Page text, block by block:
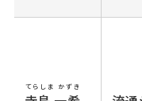
てらしま かずき